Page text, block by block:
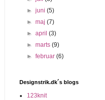
►juni(5)
►maj(7)
►april(3)
►marts(9)
►februar(6)
Designstrik.dk´s blogs
123knit